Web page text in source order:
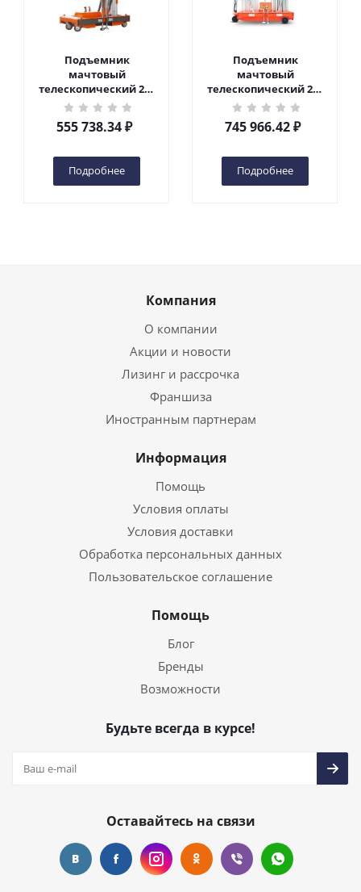
Подъемник
мачтовый
телескопический 200
кг 6 м TOR GTWY6-200S
DC 2-мачтовый
(автономный) (G) в
555 738.34₽
Подробнее
Подъемник
мачтовый
телескопический 200
кг 10 м TOR GTWY10-
200S DC 2-мачтовый
(автономный) (N) в
745 966.42₽
Подробнее
Компания
О компании
Акции и новости
Лизинг и рассрочка
Франшиза
Иностранным партнерам
Информация
Помощь
Условия оплаты
Условия доставки
Обработка персональных данных
Пользовательское соглашение
Помощь
Блог
Бренды
Возможности
Будьте всегда в курсе!
Оставайтесь на связи